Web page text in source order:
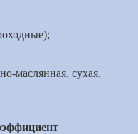
маслянная, сухая,